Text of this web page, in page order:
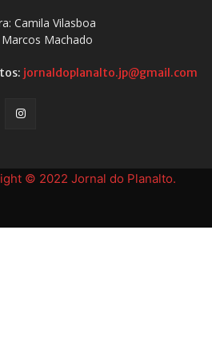
Camila Vilasboa
Machado
jornaldoplanalto.jp@gmail.com
© 2022 Jornal do Planalto.